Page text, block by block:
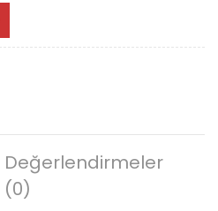
Değerlendirmeler
(0)